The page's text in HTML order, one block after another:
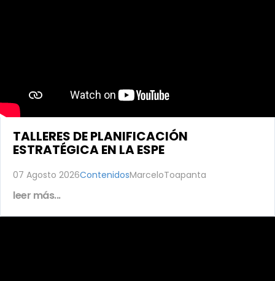
TALLERES DE PLANIFICACIÓN
ESTRATÉGICA EN LA ESPE
07 Agosto 2026ContenidosMarceloToapanta
leer más...